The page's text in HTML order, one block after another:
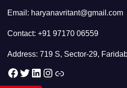
Email: haryanavritant@gmail.com
Contact: +91 97170 06559
Address: 719 S, Sector-29,
Facebook Twitter LinkedIn Instagram Link